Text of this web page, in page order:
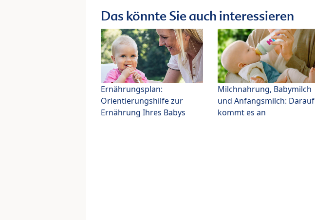
Das könnte Sie auch interessieren
Ernährungsplan:
Orientierungshilfe zur
Ernährung Ihres Babys
Milchnahrung, Babymilch
und Anfangsmilch: Darauf
kommt es an